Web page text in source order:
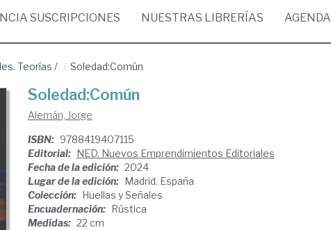
SUSCRIPCIONES NUESTRAS LIBRERÍAS AGENDA
Teorías / Soledad:Común
Soledad:Común
Alemán, Jorge
ISBN: 9788419407115
Editorial: NED. Nuevos Emprendimientos Editoriales
Fecha de la edición: 2024
Lugar de la edición: Madrid. España
Colección: Huellas y Señales
Encuadernación: Rústica
Medidas: 22 cm